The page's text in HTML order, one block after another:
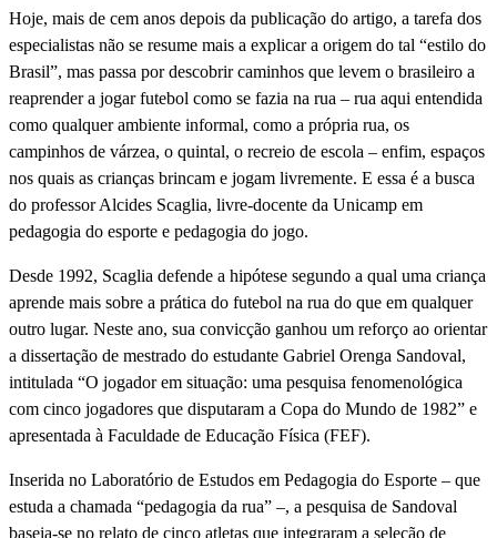
Hoje, mais de cem anos depois da publicação do artigo, a tarefa dos
especialistas não se resume mais a explicar a origem do tal “estilo do
Brasil”, mas passa por descobrir caminhos que levem o brasileiro a
reaprender a jogar futebol como se fazia na rua – rua aqui entendida
como qualquer ambiente informal, como a própria rua, os
campinhos de várzea, o quintal, o recreio de escola – enfim, espaços
nos quais as crianças brincam e jogam livremente. E essa é a busca
do professor Alcides Scaglia, livre-docente da Unicamp em
pedagogia do esporte e pedagogia do jogo.
Desde 1992, Scaglia defende a hipótese segundo a qual uma criança
aprende mais sobre a prática do futebol na rua do que em qualquer
outro lugar. Neste ano, sua convicção ganhou um reforço ao orientar
a dissertação de mestrado do estudante Gabriel Orenga Sandoval,
intitulada “O jogador em situação: uma pesquisa fenomenológica
com cinco jogadores que disputaram a Copa do Mundo de 1982” e
apresentada à Faculdade de Educação Física (FEF).
Inserida no Laboratório de Estudos em Pedagogia do Esporte – que
estuda a chamada “pedagogia da rua” –, a pesquisa de Sandoval
baseia-se no relato de cinco atletas que integraram a seleção de